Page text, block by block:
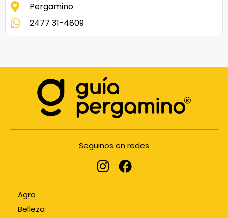
Pergamino
2477 31-4809
Seguinos en redes
Agro
Belleza